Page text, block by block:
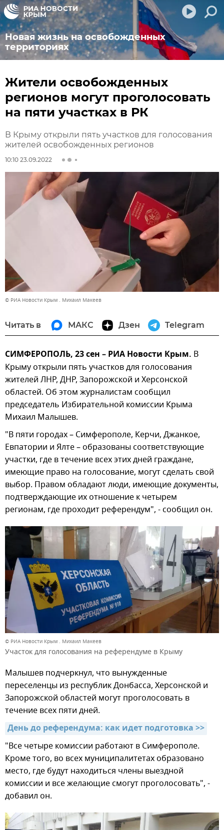
Новая жизнь на освобожденных
территориях
Жители освобожденных
регионов могут проголосовать
на пяти участках в РК
В Крыму открыли пять участков для голосования
жителей освобожденных регионов
10:10 23.09.2022
© РИА Новости Крым . Михаил Макеев
Читать в МАКС Дзен Telegram
СИМФЕРОПОЛЬ, 23 сен – РИА Новости Крым. В
Крыму открыли пять участков для голосования
жителей ЛНР, ДНР, Запорожской и Херсонской
областей. Об этом журналистам сообщил
председатель Избирательной комиссии Крыма
Михаил Малышев.
"В пяти городах – Симферополе, Керчи, Джанкое,
Евпатории и Ялте – образованы соответствующие
участки, где в течение всех этих дней граждане,
имеющие право на голосование, могут сделать свой
выбор. Правом обладают люди, имеющие документы,
подтверждающие их отношение к четырем
регионам, где проходит референдум", - сообщил он.
© РИА Новости Крым . Михаил Макеев
Участок для голосования на референдуме в Крыму
Малышев подчеркнул, что вынужденные
переселенцы из республик Донбасса, Херсонской и
Запорожской областей могут проголосовать в
течение всех пяти дней.
День до референдума: как идет подготовка >>
"Все четыре комиссии работают в Симферополе.
Кроме того, во всех муниципалитетах образовано
место, где будут находиться члены выездной
комиссии и все желающие смогут проголосовать", -
добавил он.